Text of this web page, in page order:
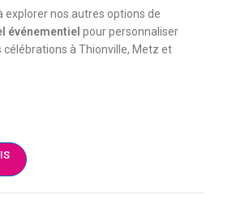
explorer nos autres options de
événementiel pour personnaliser
célébrations à Thionville, Metz et